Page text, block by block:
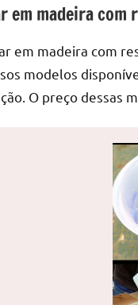
em madeira com
em madeira com
modelos
O preço dessas